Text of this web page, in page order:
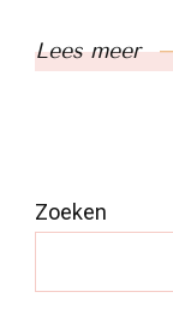
Lees meer
Zoeken